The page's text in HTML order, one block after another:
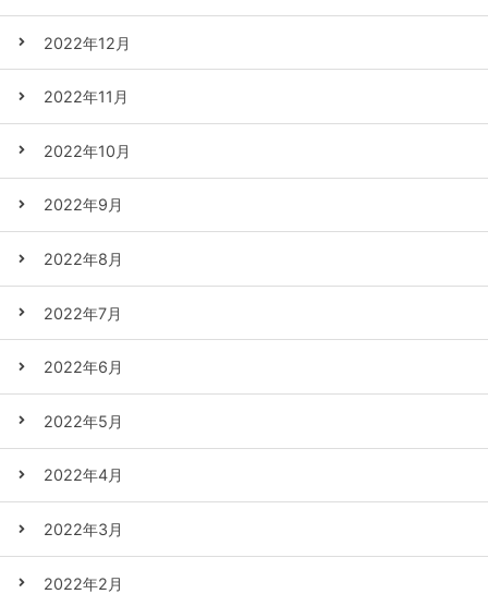
2022年12月
2022年11月
2022年10月
2022年9月
2022年8月
2022年7月
2022年6月
2022年5月
2022年4月
2022年3月
2022年2月